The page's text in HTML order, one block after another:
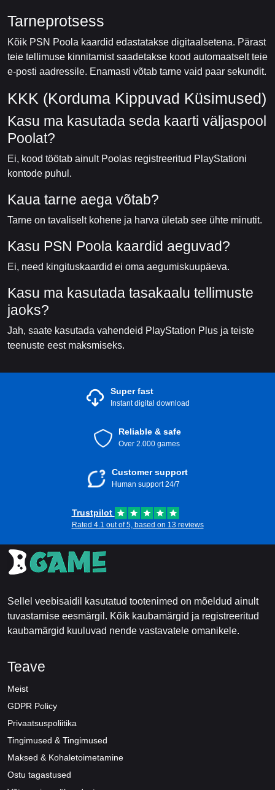
Tarneprotsess
Kõik PSN Poola kaardid edastatakse digitaalsetena. Pärast
teie tellimuse kinnitamist saadetakse kood automaatselt teie
e-posti aadressile. Enamasti võtab tarne vaid paar sekundit.
KKK (Korduma Kippuvad Küsimused)
Kasu ma kasutada seda kaarti väljaspool
Poolat?
Ei, kood töötab ainult Poolas registreeritud PlayStationi
kontode puhul.
Kaua tarne aega võtab?
Tarne on tavaliselt kohene ja harva ületab see ühte minutit.
Kasu PSN Poola kaardid aeguvad?
Ei, need kingituskaardid ei oma aegumiskuupäeva.
Kasu ma kasutada tasakaalu tellimuste
jaoks?
Jah, saate kasutada vahendeid PlayStation Plus ja teiste
teenuste eest maksmiseks.
Super fast
Instant digital download
Reliable & safe
Over 2.000 games
Customer support
Human support 24/7
Trustpilot
Rated 4.1 out of 5, based on 13 reviews
Sellel veebisaidil kasutatud tootenimed on mõeldud ainult
tuvastamise eesmärgil. Kõik kaubamärgid ja registreeritud
kaubamärgid kuuluvad nende vastavatele omanikele.
Teave
Meist
GDPR Policy
Privaatsuspoliitika
Tingimused & Tingimused
Maksed & Kohaletoimetamine
Ostu tagastused